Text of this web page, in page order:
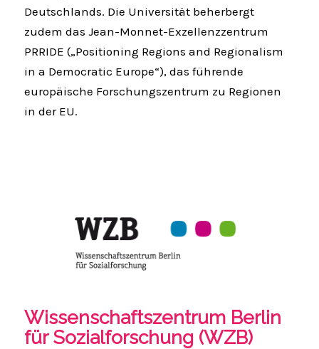
Deutschlands. Die Universität beherbergt
zudem das Jean-Monnet-Exzellenzzentrum
PRRIDE („Positioning Regions and Regionalism
in a Democratic Europe“), das führende
europäische Forschungszentrum zu Regionen
in der EU.
Wissenschaftszentrum Berlin
für Sozialforschung (WZB)